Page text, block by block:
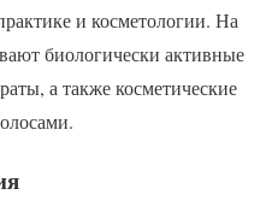
и косметологии. На
биологически активные
а также косметические